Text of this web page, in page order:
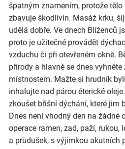
špatným znamením, protože tělo
zbavuje škodlivin. Masáž krku,
udělá dobře. Ve dnech Blíženců
proto je užitečné provádět
vzduchu či při otevřeném okně.
přírody a hlavně se dnes vyhněte
místnostem. Mažte si hrudník
inhalujte nad párou éterické
zkoušet břišní dýchání, které jim
Dnes není vhodný den na žádné
operace ramen, zad, paží, rukou,
a průdušek, s výjimkou akutních